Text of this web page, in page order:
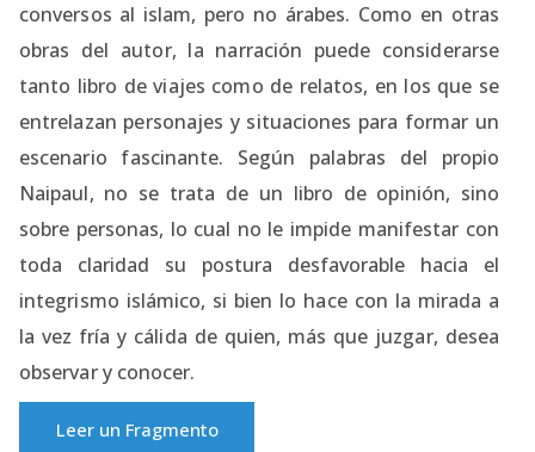
conversos al islam, pero no árabes. Como en otras
obras del autor, la narración puede considerarse
tanto libro de viajes como de relatos, en los que se
entrelazan personajes y situaciones para formar un
escenario fascinante. Según palabras del propio
Naipaul, no se trata de un libro de opinión, sino
sobre personas, lo cual no le impide manifestar con
toda claridad su postura desfavorable hacia el
integrismo islámico, si bien lo hace con la mirada a
la vez fría y cálida de quien, más que juzgar, desea
observar y conocer.
Leer un Fragmento